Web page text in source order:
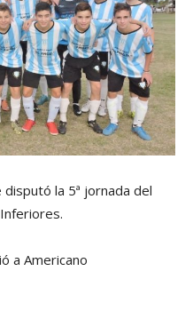
la 5ª jornada del
a Americano